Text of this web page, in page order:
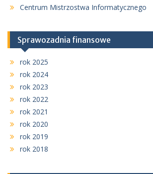
Centrum Mistrzostwa Informatycznego
Sprawozadnia finansowe
rok 2025
rok 2024
rok 2023
rok 2022
rok 2021
rok 2020
rok 2019
rok 2018